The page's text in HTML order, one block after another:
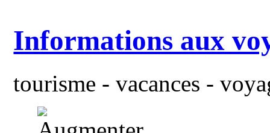
Informations aux
tourisme - vacances -